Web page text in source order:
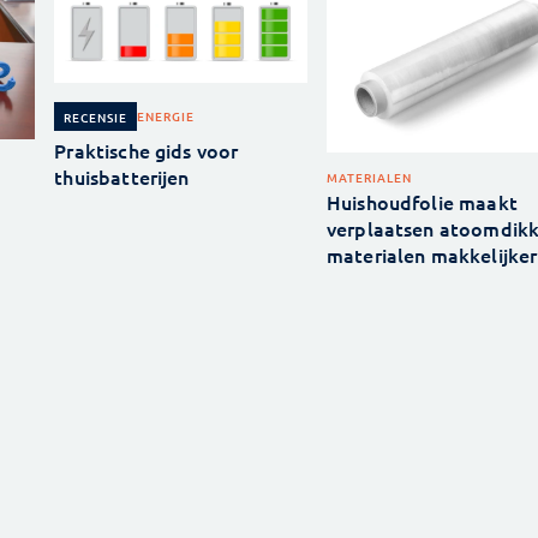
RECENSIE ENERGIE
Praktische gids voor
thuisbatterijen
MATERIALEN
Huishoudfolie maakt
verplaatsen
materialen makkelijker